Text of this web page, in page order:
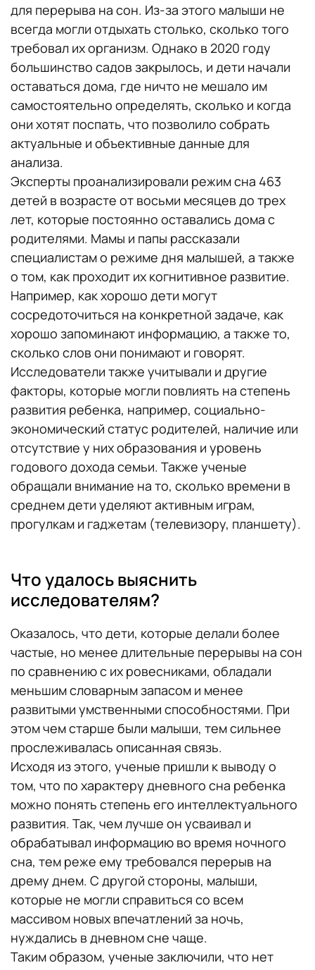
для перерыва на сон. Из-за этого малыши не
всегда могли отдыхать столько, сколько того
требовал их организм. Однако в 2020 году
большинство садов закрылось, и дети начали
оставаться дома, где ничто не мешало им
самостоятельно определять, сколько и когда
они хотят поспать, что позволило собрать
актуальные и объективные данные для
анализа.
Эксперты проанализировали режим сна 463
детей в возрасте от восьми месяцев до трех
лет, которые постоянно оставались дома с
родителями. Мамы и папы рассказали
специалистам о режиме дня малышей, а также
о том, как проходит их когнитивное развитие.
Например, как хорошо дети могут
сосредоточиться на конкретной задаче, как
хорошо запоминают информацию, а также то,
сколько слов они понимают и говорят.
Исследователи также учитывали и другие
факторы, которые могли повлиять на степень
развития ребенка, например, социально-
экономический статус родителей, наличие или
отсутствие у них образования и уровень
годового дохода семьи. Также ученые
обращали внимание на то, сколько времени в
среднем дети уделяют активным играм,
прогулкам и гаджетам (телевизору, планшету).
Что удалось выяснить
исследователям?
Оказалось, что дети, которые делали более
частые, но менее длительные перерывы на сон
по сравнению с их ровесниками, обладали
меньшим словарным запасом и менее
развитыми умственными способностями. При
этом чем старше были малыши, тем сильнее
прослеживалась описанная связь.
Исходя из этого, ученые пришли к выводу о
том, что по характеру дневного сна ребенка
можно понять степень его интеллектуального
развития. Так, чем лучше он усваивал и
обрабатывал информацию во время ночного
сна, тем реже ему требовался перерыв на
дрему днем. С другой стороны, малыши,
которые не могли справиться со всем
массивом новых впечатлений за ночь,
нуждались в дневном сне чаще.
Таким образом, ученые заключили, что нет